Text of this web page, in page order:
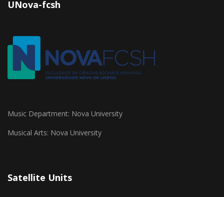
UNova-fcsh
Music Department: Nova University
Musical Arts: Nova University
Satellite Units